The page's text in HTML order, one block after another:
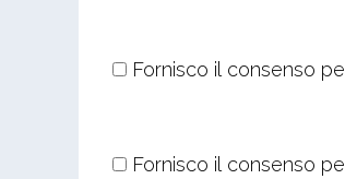
Fornisco il consenso
Fornisco il consenso